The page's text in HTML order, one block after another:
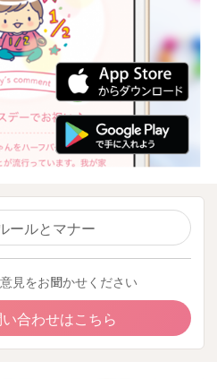
ールとマナー
見をお聞かせください
合わせはこちら